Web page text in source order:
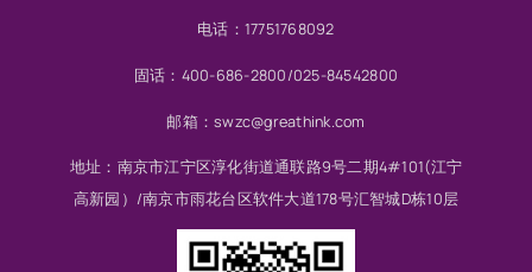
电话：17751768092
固话：400-686-2800/025-84542800
邮箱：swzc@greathink.com
地址：南京市江宁区淳化街道通联路9号二期4#101(江宁
高新园）/南京市雨花台区软件大道178号汇智城D栋10层